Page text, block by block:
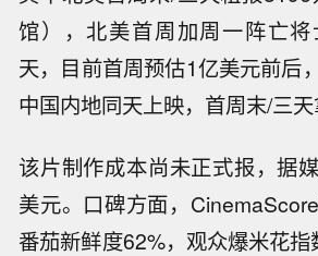
馆），北美首周加周一阵亡
天，目前首周预估1亿美元前后
中国内地同天上映，首周末/三天
该片制作成本尚未正式报，据
美元。口碑方面，
番茄新鲜度62%，观众爆米花